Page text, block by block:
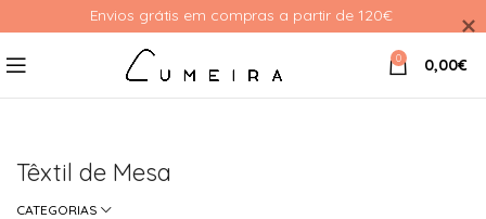
0 0,00€
Têxtil de Mesa
CATEGORIAS
Envios grátis em compras a partir de 120€